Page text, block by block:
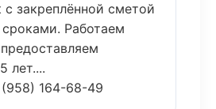
закреплённой сметой
Работаем
лет....
164-68-49